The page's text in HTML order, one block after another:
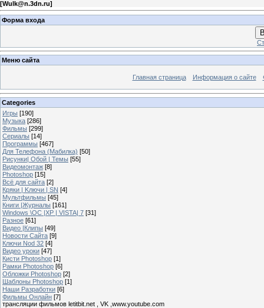
[Wulk@n.3dn.ru]
Форма входа
Меню сайта
Главная страница Информация о сайте
Categories
Игры [190]
Музыка [286]
Фильмы [299]
Сериалы [14]
Программы [467]
Для Телефона (Мабилка) [50]
Рисунки| Обой | Темы [55]
Видеомонтаж [8]
Photoshop [15]
Всё для сайта [2]
Кряки | Kлючи | SN [4]
Мультфильмы [45]
Книги |Журналы [161]
Windows \OC |XP | VISTA| 7 [31]
Разное [61]
Видео |Клипы [49]
Новости Сайта [9]
Ключи Nod 32 [4]
Видео уроки [47]
Кисти Photoshop [1]
Рамки Photoshop [6]
Обложки Photoshop [2]
Шаблоны Photoshop [1]
Наши Разработки [6]
Фильмы Онлайн [7]
трансляции фильмов letitbit.net , VK ,www.youtube.com